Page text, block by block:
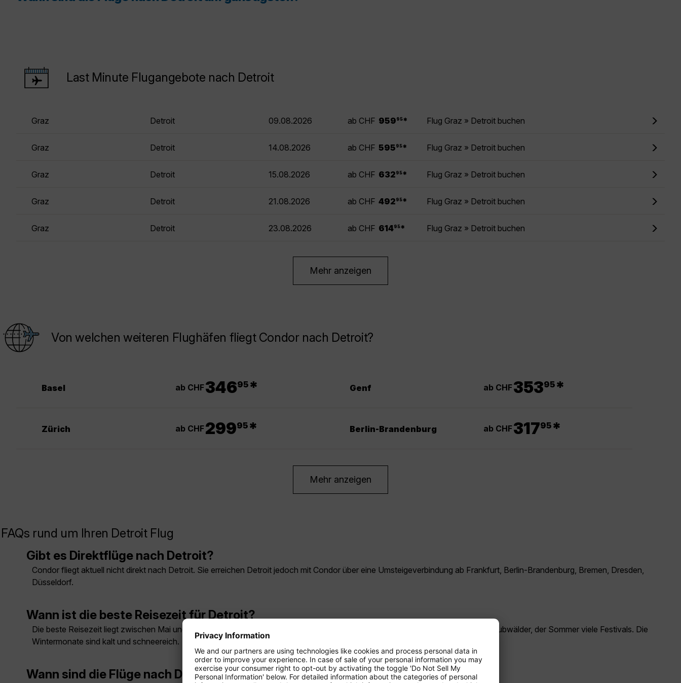
Last Minute Flugangebote nach Detroit
Graz Detroit 09.08.2026 ab CHF 959 95 * Flug Graz » Detroit buchen
Graz Detroit 14.08.2026 ab CHF 595 95 * Flug Graz » Detroit buchen
Graz Detroit 15.08.2026 ab CHF 632 95 * Flug Graz » Detroit buchen
Graz Detroit 21.08.2026 ab CHF 492 95 * Flug Graz » Detroit buchen
Graz Detroit 23.08.2026 ab CHF 61495 * Flug Graz » Detroit buchen
Mehr anzeigen
Von welchen weiteren Flughäfen fliegt Condor nach Detroit?
Basel ab CHF34695 * Genf ab CHF35395 *
Zürich ab CHF29995 * Berlin-Brandenburg ab CHF31795 *
Mehr anzeigen
FAQs rund um Ihren Detroit Flug
Gibt es Direktflüge nach Detroit?
Condor fliegt aktuell nicht direkt nach Detroit. Sie erreichen Detroit jedoch mit Condor über eine Umsteigeverbindung ab Frankfurt, Berlin-Brandenburg, Bremen, Dresden,
Düsseldorf.
Wann ist die beste Reisezeit für Detroit?
Die beste Reisezeit liegt zwischen Mai und Oktober, wenn die Temperaturen mild bis warm sind. Der Herbst bietet farbenfrohe Laubwälder, der Sommer viele Festivals. Die
Wintermonate sind kalt und schneereich.
Wann sind die Flüge nach Detroit am günstigsten?